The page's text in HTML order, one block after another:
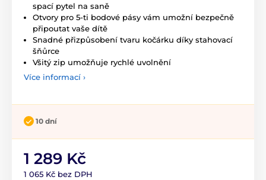
spací pytel na saně
Otvory pro 5-ti bodové pásy vám umožní bezpečně
připoutat vaše dítě
Snadné přizpůsobení tvaru kočárku díky stahovací
šňůrce
Všitý zip umožňuje rychlé uvolnění
Více informací ›
10 dní
1 289 Kč
1 065 Kč bez DPH